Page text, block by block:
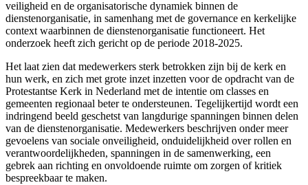
veiligheid en de organisatorische dynamiek binnen de
dienstenorganisatie, in samenhang met de governance en kerkelijke
context waarbinnen de dienstenorganisatie functioneert. Het
onderzoek heeft zich gericht op de periode 2018-2025.
Het laat zien dat medewerkers sterk betrokken zijn bij de kerk en
hun werk, en zich met grote inzet inzetten voor de opdracht van de
Protestantse Kerk in Nederland met de intentie om classes en
gemeenten regionaal beter te ondersteunen. Tegelijkertijd wordt een
indringend beeld geschetst van langdurige spanningen binnen delen
van de dienstenorganisatie. Medewerkers beschrijven onder meer
gevoelens van sociale onveiligheid, onduidelijkheid over rollen en
verantwoordelijkheden, spanningen in de samenwerking, een
gebrek aan richting en onvoldoende ruimte om zorgen of kritiek
bespreekbaar te maken.